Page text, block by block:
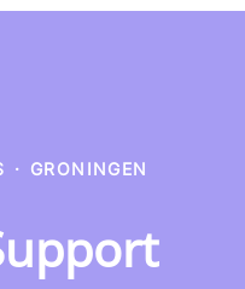
· GRONINGEN